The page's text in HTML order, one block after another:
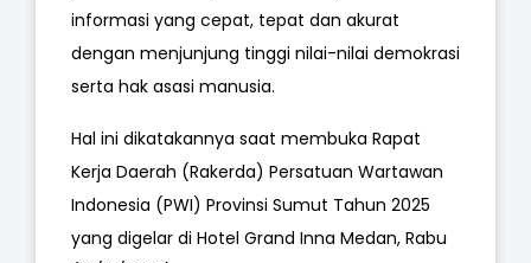
informasi yang cepat, tepat dan akurat
dengan menjunjung tinggi nilai-nilai demokrasi
serta hak asasi manusia.
Hal ini dikatakannya saat membuka Rapat
Kerja Daerah (Rakerda) Persatuan Wartawan
Indonesia (PWI) Provinsi Sumut Tahun 2025
yang digelar di Hotel Grand Inna Medan, Rabu